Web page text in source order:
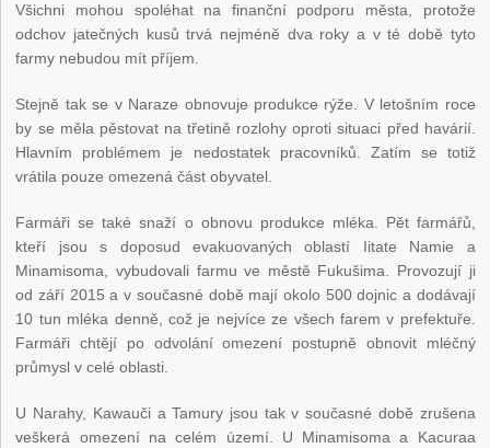
Všichni mohou spoléhat na finanční podporu města, protože
odchov jatečných kusů trvá nejméně dva roky a v té době tyto
farmy nebudou mít příjem.
Stejně tak se v Naraze obnovuje produkce rýže. V letošním roce
by se měla pěstovat na třetině rozlohy oproti situaci před havárií.
Hlavním problémem je nedostatek pracovníků. Zatím se totiž
vrátila pouze omezená část obyvatel.
Farmáři se také snaží o obnovu produkce mléka. Pět farmářů,
kteří jsou s doposud evakuovaných oblastí Iitate Namie a
Minamisoma, vybudovali farmu ve městě Fukušima. Provozují ji
od září 2015 a v současné době mají okolo 500 dojnic a dodávají
10 tun mléka denně, což je nejvíce ze všech farem v prefektuře.
Farmáři chtějí po odvolání omezení postupně obnovit mléčný
průmysl v celé oblasti.
U Narahy, Kawauči a Tamury jsou tak v současné době zrušena
veškerá omezení na celém území. U Minamisoma a Kacuraa